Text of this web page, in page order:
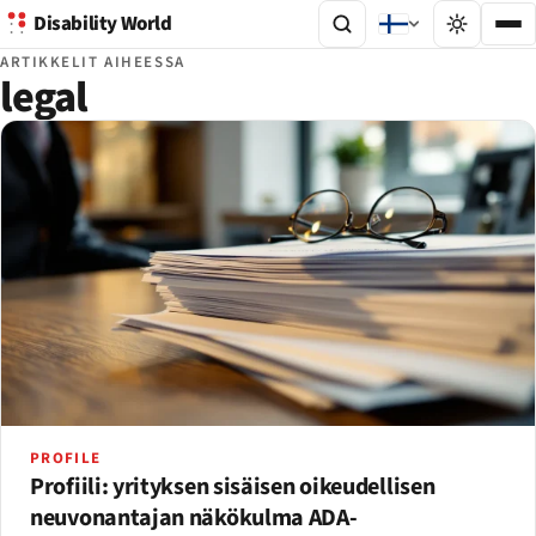
Disability World
ARTIKKELIT AIHEESSA
legal
PROFILE
Profiili: yrityksen sisäisen oikeudellisen
neuvonantajan näkökulma ADA-